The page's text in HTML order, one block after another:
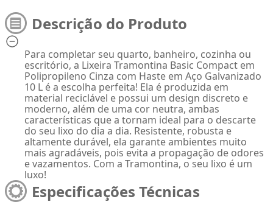
Descrição do Produto
Para completar seu quarto, banheiro, cozinha ou
escritório, a Lixeira Tramontina Basic Compact em
Polipropileno Cinza com Haste em Aço Galvanizado
10 L é a escolha perfeita! Ela é produzida em
material reciclável e possui um design discreto e
moderno, além de uma cor neutra, ambas
características que a tornam ideal para o descarte
do seu lixo do dia a dia. Resistente, robusta e
altamente durável, ela garante ambientes muito
mais agradáveis, pois evita a propagação de odores
e vazamentos. Com a Tramontina, o seu lixo é um
luxo!
Especificações Técnicas